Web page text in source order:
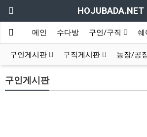
HOJUBADA.NET
메인 수다방 구인/구직 쉐
구인게시판 구직게시판 농장/공
구인게시판